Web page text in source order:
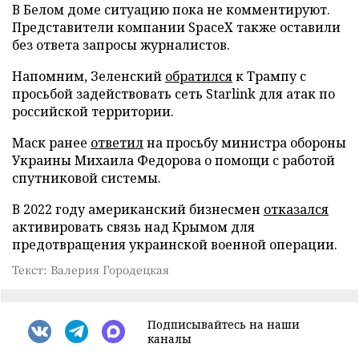
В Белом доме ситуацию пока не комментируют.
Представители компании SpaceX также оставили
без ответа запросы журналистов.
Напомним, Зеленский обратилсяк Трампу с
просьбой задействовать сеть Starlink для атак по
российской территории.
Маск ранее ответилна просьбу министра обороны
Украины Михаила Федорова о помощи с работой
спутниковой системы.
В 2022 году американский бизнесмен отказался
активировать связь над Крымом для
предотвращения украинской военной операции.
Текст: Валерия Городецкая
Подписывайтесь на наши
каналы